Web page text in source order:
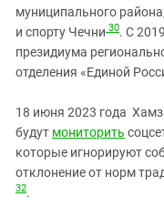
муниципального
и спорту Чечни 30. С
президиума
отделения «Единой
18 июня 2023 года
будут мониторить
которые игнорируют
отклонение от норм
32.